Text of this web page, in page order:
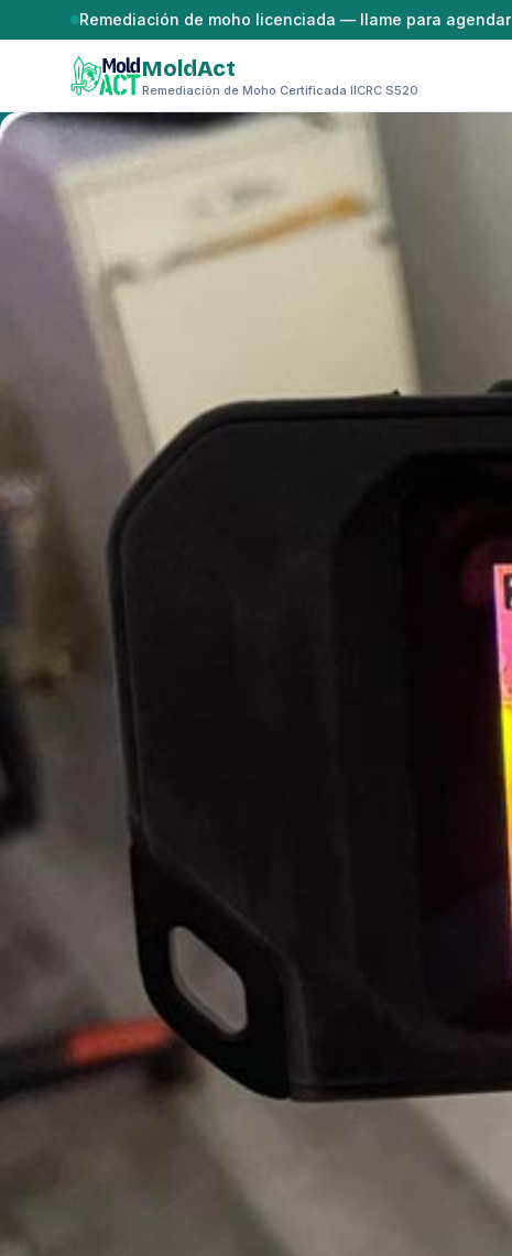
Saltar al contenidoRemediación de moho licenciada — llame para agendar
MoldAct
Remediación de Moho Certificada IICRC S520